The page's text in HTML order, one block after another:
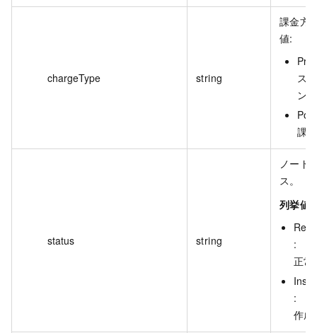
chargeType string
課金方
値:
ス
ン。
課
status string
ノード
ス。
列挙値:
:
正常
:
作成